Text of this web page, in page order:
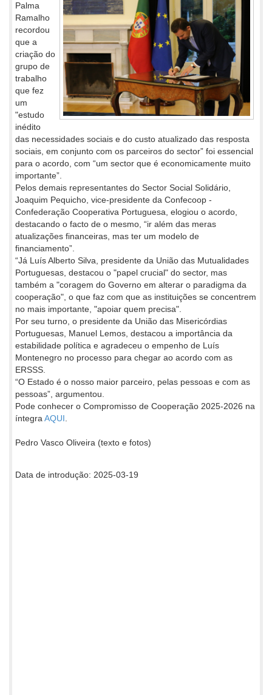
Palma
Ramalho
recordou
que a
criação do
grupo de
trabalho
que fez
um
"estudo
inédito
das necessidades sociais e do custo atualizado das resposta
sociais, em conjunto com os parceiros do sector” foi essencial
para o acordo, com “um sector que é economicamente muito
importante”.
Pelos demais representantes do Sector Social Solidário,
Joaquim Pequicho, vice-presidente da Confecoop -
Confederação Cooperativa Portuguesa, elogiou o acordo,
destacando o facto de o mesmo, “ir além das meras
atualizações financeiras, mas ter um modelo de
financiamento”.
“Já Luís Alberto Silva, presidente da União das Mutualidades
Portuguesas, destacou o "papel crucial" do sector, mas
também a "coragem do Governo em alterar o paradigma da
cooperação", o que faz com que as instituições se concentrem
no mais importante, "apoiar quem precisa".
Por seu turno, o presidente da União das Misericórdias
Portuguesas, Manuel Lemos, destacou a importância da
estabilidade política e agradeceu o empenho de Luís
Montenegro no processo para chegar ao acordo com as
ERSSS.
“O Estado é o nosso maior parceiro, pelas pessoas e com as
pessoas”, argumentou.
Pode conhecer o Compromisso de Cooperação 2025-2026 na
íntegra AQUI
Pedro Vasco Oliveira (texto e fotos)
Data de introdução: 2025-03-19